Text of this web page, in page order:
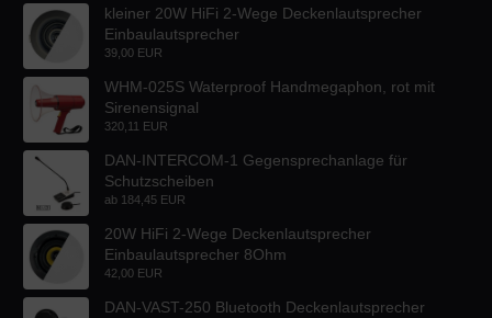
kleiner 20W HiFi 2-Wege Deckenlautsprecher
Einbaulautsprecher
39,00 EUR
WHM-025S Waterproof Handmegaphon, rot mit
Sirenensignal
320,11 EUR
DAN-INTERCOM-1 Gegensprechanlage für
Schutzscheiben
ab 184,45 EUR
20W HiFi 2-Wege Deckenlautsprecher
Einbaulautsprecher 8Ohm
42,00 EUR
DAN-VAST-250 Bluetooth Deckenlautsprecher